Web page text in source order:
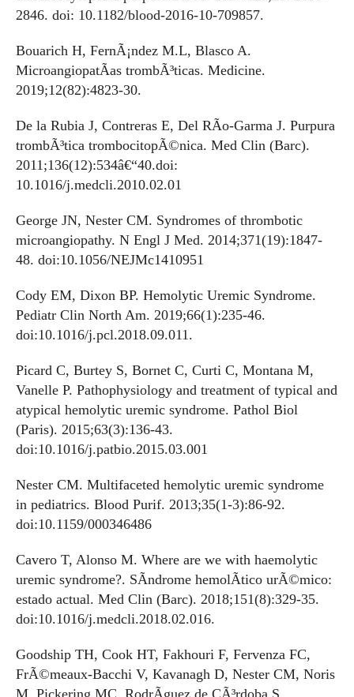
2846. doi: 10.1182/blood-2016-10-709857.
Bouarich H, FernÃ¡ndez M.L, Blasco A.
MicroangiopatÃ­as trombÃ³ticas. Medicine.
2019;12(82):4823-30.
De la Rubia J, Contreras E, Del RÃ­o-Garma J. Purpura
trombÃ³tica trombocitopÃ©nica. Med Clin (Barc).
2011;136(12):534â€“40.doi:
10.1016/j.medcli.2010.02.01
George JN, Nester CM. Syndromes of thrombotic
microangiopathy. N Engl J Med. 2014;371(19):1847-
48. doi:10.1056/NEJMc1410951
Cody EM, Dixon BP. Hemolytic Uremic Syndrome.
Pediatr Clin North Am. 2019;66(1):235-46.
doi:10.1016/j.pcl.2018.09.011.
Picard C, Burtey S, Bornet C, Curti C, Montana M,
Vanelle P. Pathophysiology and treatment of typical and
atypical hemolytic uremic syndrome. Pathol Biol
(Paris). 2015;63(3):136-43.
doi:10.1016/j.patbio.2015.03.001
Nester CM. Multifaceted hemolytic uremic syndrome
in pediatrics. Blood Purif. 2013;35(1-3):86-92.
doi:10.1159/000346486
Cavero T, Alonso M. Where are we with haemolytic
uremic syndrome?. SÃ­ndrome hemolÃ­tico urÃ©mico:
estado actual. Med Clin (Barc). 2018;151(8):329-35.
doi:10.1016/j.medcli.2018.02.016.
Goodship TH, Cook HT, Fakhouri F, Fervenza FC,
FrÃ©meaux-Bacchi V, Kavanagh D, Nester CM, Noris
M, Pickering MC, RodrÃ­guez de CÃ³rdoba S,